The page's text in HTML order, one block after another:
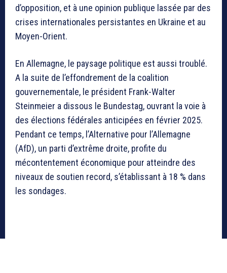
d’opposition, et à une opinion publique lassée par des
crises internationales persistantes en Ukraine et au
Moyen-Orient.
En Allemagne, le paysage politique est aussi troublé.
A la suite de l’effondrement de la coalition
gouvernementale, le président Frank-Walter
Steinmeier a dissous le Bundestag, ouvrant la voie à
des élections fédérales anticipées en février 2025.
Pendant ce temps, l’Alternative pour l’Allemagne
(AfD), un parti d’extrême droite, profite du
mécontentement économique pour atteindre des
niveaux de soutien record, s’établissant à 18 % dans
les sondages.